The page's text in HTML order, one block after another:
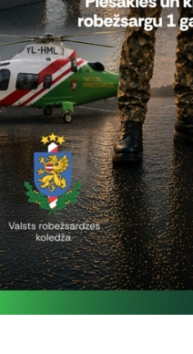
Izmanto Google
Reģistrē
par to, kā
Reģistrē unikālu
izmantots
izmanto vietni.
Šīs sīkdatnes
kas jūs